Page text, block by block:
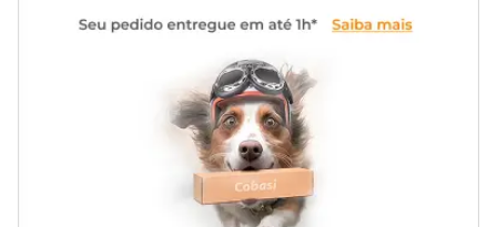
informações vitais, como o nome do animal e o número de
Personalize a sua plaquinha de identificação pet
Você sabia que é muito simples personalizar a sua
identificação pet MyFamily? Para isso, é necessário se dirigir a
um pet shop da Cobasi, ir até a máquina e realizar a